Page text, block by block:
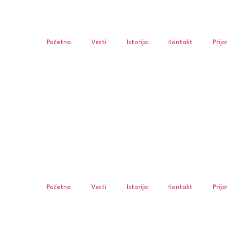
Početna Vesti Istorija Kontakt
Početna Vesti Istorija Kontakt